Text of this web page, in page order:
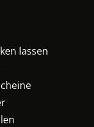
lassen